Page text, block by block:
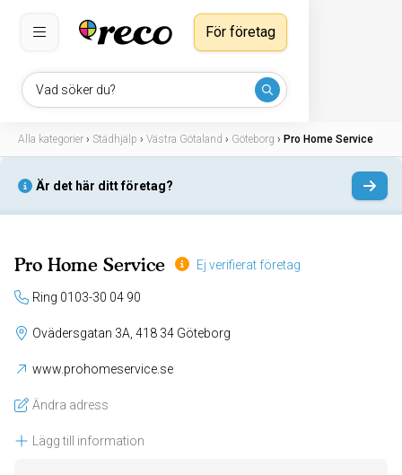
Vad söker du?
För företag
Alla kategorier › Städhjälp › Västra Götaland › Göteborg › Pro Home Service
Är det här ditt företag?
Pro Home Service Ej verifierat företag
Ring 0103-30 04 90
Ovädersgatan 3A, 418 34 Göteborg
www.prohomeservice.se
Ändra adress
Lägg till information